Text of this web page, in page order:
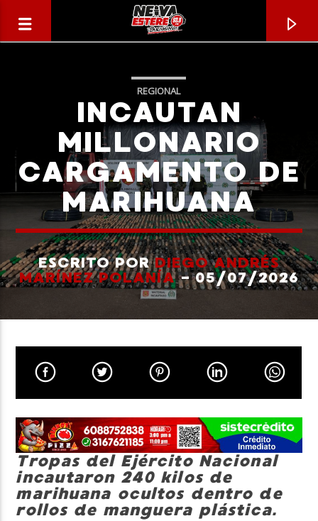
CANCIÓN ACTUAL
TÍTULO
Neiva Estereo
REGIONAL
INCAUTAN
MILLONARIO
CARGAMENTO DE
MARIHUANA
ESCRITO PORDIEGO ANDRÉS
MARÍNEZ POLANÍA- 05/07/2026
Tropas del Ejército Nacional
incautaron 240 kilos de
marihuana ocultos dentro de
rollos de manguera plástica.